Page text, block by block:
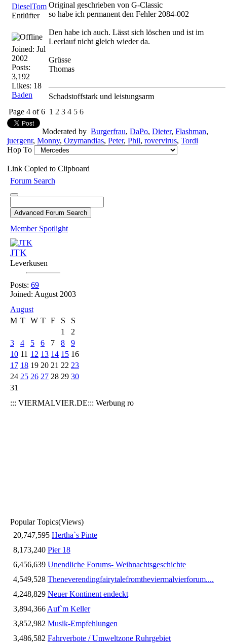
DieselTom
Entlüfter
Joined: Jul
2002
Posts:
3,192
Likes: 18
Baden
Original geschrieben von G-Classic
so habe ich permanent den Fehler 2084-002
Den habe ich auch. Lässt sich löschen und ist im
Leerlauf nicht gleich wieder da.
Grüsse
Thomas
Schadstoffstark und leistungsarm
Page 4 of 6 1 2 3 4 5 6
Moderated by Burgerfrau, DaPo, Dieter, Flashman,
juergenr, Monny, Ozymandias, Peter, Phil, rovervirus, Tordi
Hop To
Link Copied to Clipboard
Forum Search
Member Spotlight
JTK
Leverkusen
Posts: 69
Joined: August 2003
August
M T W T F S
S
1
2
3
4 5 6 7 8
9
10 11 12 13 14 15 16
17 18 19 20 21 22 23
24 25 26 27 28 29 30
31
::: VIERMALVIER.DE::: Werbung ro
Popular Topics(Views)
20,747,595 Hertha`s Pinte
8,173,240 Pier 18
6,456,639 Unendliche Forums- Weihnachtsgeschichte
4,549,528 Theneverendingfairytalefromtheviermalvierforum....
4,248,829 Neuer Kontinent endeckt
3,894,366 Auf`m Keller
3,852,982 Musik-Empfehlungen
3,486,582 Fahrverbote / Umweltzone Ruhrgebiet